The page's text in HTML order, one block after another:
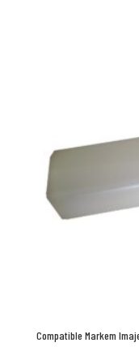
Compatible Markem